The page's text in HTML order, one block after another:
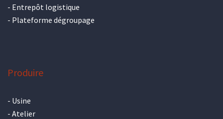
- Entrepôt logistique
- Plateforme dégroupage
Produire
- Usine
- Atelier